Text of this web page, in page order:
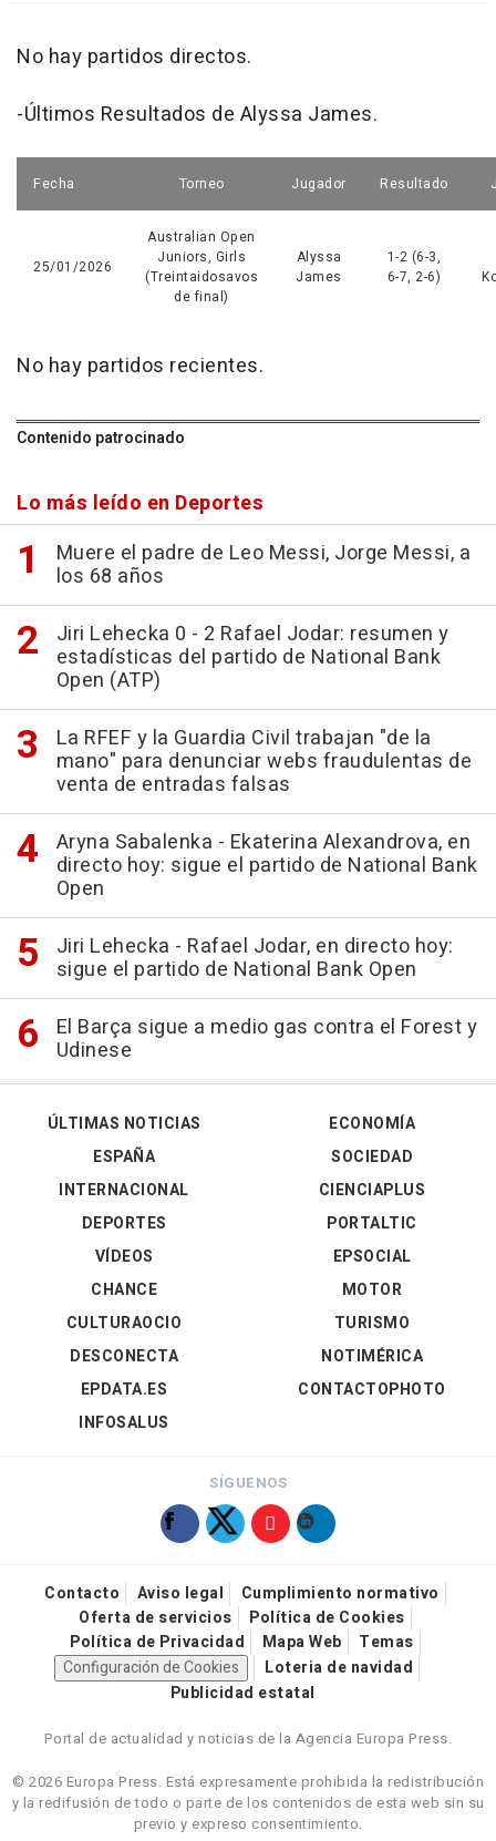
No hay partidos directos.
-Últimos Resultados de Alyssa James.
Fecha Torneo Jugador Resultado
25/01/2026
Australian Open
Juniors, Girls
(Treintaidosavos
de final)
Alyssa
James
1-2 (6-3,
6-7, 2-6)
No hay partidos recientes.
Contenido patrocinado
Lo más leído en Deportes
Muere el padre de Leo Messi, Jorge Messi, a
los 68 años
Jiri Lehecka 0 - 2 Rafael Jodar: resumen y
estadísticas del partido de National Bank
Open (ATP)
La RFEF y la Guardia Civil trabajan "de la
mano" para denunciar webs fraudulentas de
venta de entradas falsas
Aryna Sabalenka - Ekaterina Alexandrova, en
directo hoy: sigue el partido de National Bank
Open
Jiri Lehecka - Rafael Jodar, en directo hoy:
sigue el partido de National Bank Open
El Barça sigue a medio gas contra el Forest y
Udinese
ÚLTIMAS NOTICIAS
ESPAÑA
INTERNACIONAL
DEPORTES
VÍDEOS
ECONOMÍA
SOCIEDAD
CIENCIAPLUS
PORTALTIC
EPSOCIAL
CHANCE
CULTURAOCIO
DESCONECTA
EPDATA.ES
INFOSALUS
MOTOR
TURISMO
NOTIMÉRICA
CONTACTOPHOTO
SÍGUENOS
Contacto Aviso legal
Cumplimiento normativo
Oferta de servicios
Política de Cookies
Política de Privacidad
Mapa Web
Temas
Configuración de Cookies
Loteria de navidad
Publicidad estatal
Portal de actualidad y noticias de la Agencia Europa Press.
© 2026 Europa Press. Está expresamente prohibida la redistribución
y la redifusión de todo o parte de los contenidos de esta web sin su
previo y expreso consentimiento.